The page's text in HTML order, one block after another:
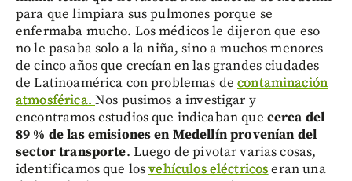
para que limpiara sus pulmones porque se
enfermaba mucho. Los médicos le dijeron que eso
no le pasaba solo a la niña, sino a muchos menores
de cinco años que crecían en las grandes ciudades
de Latinoamérica con problemas decontaminación
atmosférica. Nos pusimos a investigar y
encontramos estudios que indicaban que cerca del
89 % de las emisiones en Medellín provenían del
sector transporte. Luego de pivotar varias cosas,
identificamos que losvehículos eléctricoseran una